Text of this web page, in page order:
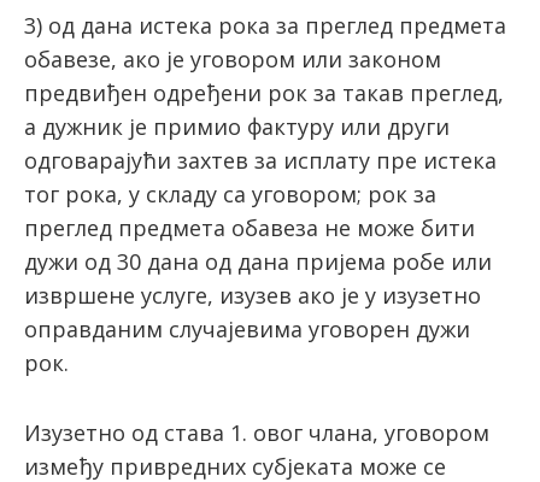
3) од дана истека рока за преглед предмета
обавезе, ако је уговором или законом
предвиђен одређени рок за такав преглед,
а дужник је примио фактуру или други
одговарајући захтев за исплату пре истека
тог рока, у складу са уговором; рок за
преглед предмета обавеза не може бити
дужи од 30 дана од дана пријема робе или
извршене услуге, изузев ако је у изузетно
оправданим случајевима уговорен дужи
рок.
Изузетно од става 1. овог члана, уговором
између привредних субјеката може се